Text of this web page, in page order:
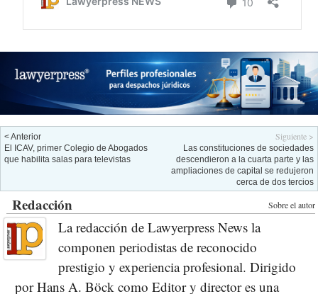
< Anterior
El ICAV, primer Colegio de Abogados
que habilita salas para televistas
Siguiente >
Las constituciones de sociedades
descendieron a la cuarta parte y las
ampliaciones de capital se redujeron
cerca de dos tercios
Sobre el autor
Redacción
La redacción de Lawyerpress News la
componen periodistas de reconocido
prestigio y experiencia profesional. Dirigido
por Hans A. Böck como Editor y director es una